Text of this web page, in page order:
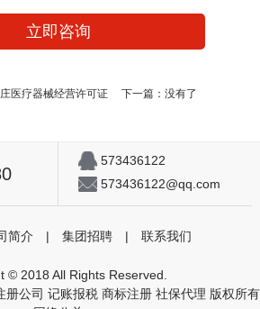
立即咨询
医疗器械经营许可证 下一篇：没有了
573436122
573436122@qq.com
简介 | 集团招聘 | 联系我们
© 2018 All Rights Reserved.
公司 记账报税 商标注册 社保代理 版权所有